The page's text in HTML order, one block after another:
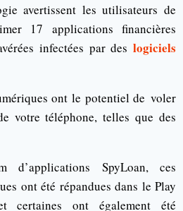
avertissent les utilisateurs de
17 applications financières
infectées par des logiciels
ont le potentiel de voler
votre téléphone, telles que des
d’applications SpyLoan, ces
ont été répandues dans le Play
ont également été